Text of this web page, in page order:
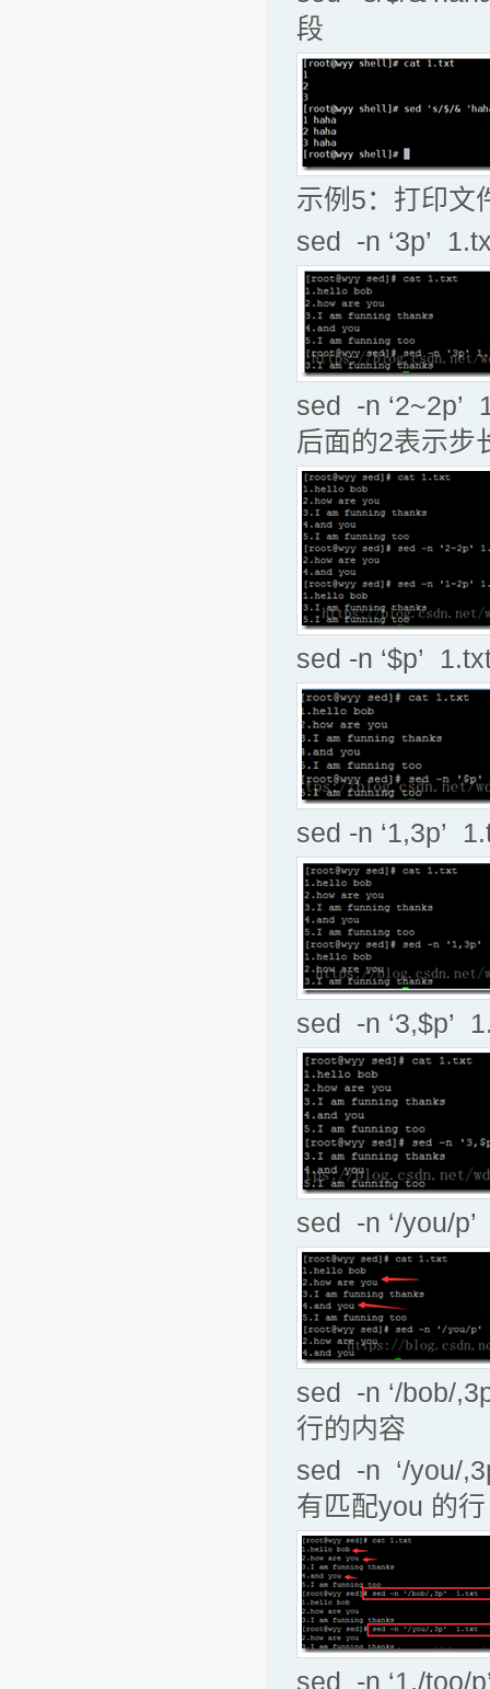
段
示例5：打印文
sed -n ‘3p’
sed -n ‘2~2p’
后面的2表示步
sed -n ‘$p’
sed -n ‘1,3p’
sed -n ‘3,$p’
sed -n ‘/you/
sed -n ‘/bob/
行的内容
sed -n ‘/you/
有匹配you 的行
sed -n ‘1,/too/